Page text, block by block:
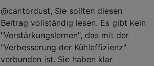
@cantordust, Sie sollten diesen
Beitrag vollständig lesen. Es gibt kein
"Verstärkungslernen", das mit der
"Verbesserung der Kühleffizienz"
verbunden ist. Sie haben klar